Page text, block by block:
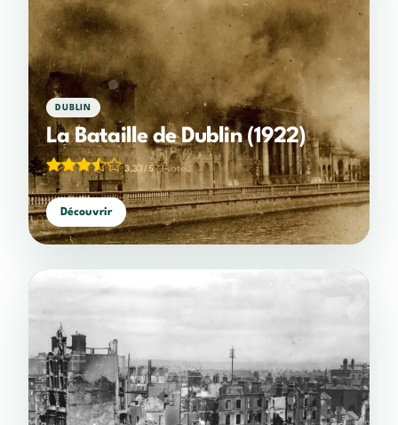
DUBLIN
La Bataille de Dublin (1922)
3,33/5(3 votes)
Découvrir